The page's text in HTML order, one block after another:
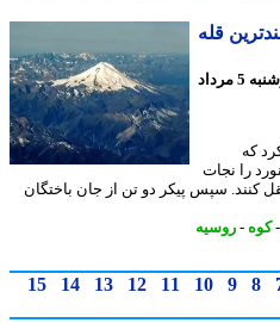
قله
10 روز پیش - دوشنبه 5 مرداد
نجات
سپس پیکر دو تن از جان باختگان
-روسیه
9
10
11
12
13
14
15